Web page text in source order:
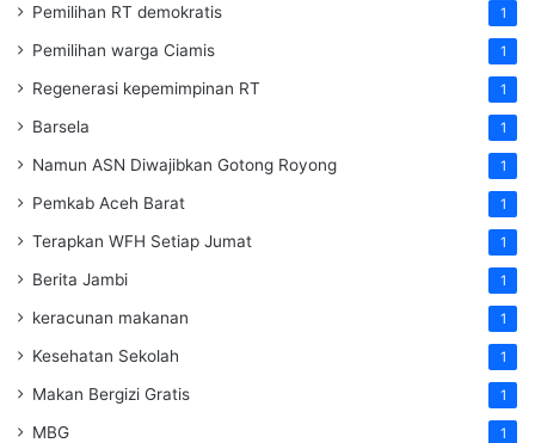
Pemilihan RT demokratis 1
Pemilihan warga Ciamis 1
Regenerasi kepemimpinan RT 1
Barsela 1
Namun ASN Diwajibkan Gotong Royong 1
Pemkab Aceh Barat 1
Terapkan WFH Setiap Jumat 1
Berita Jambi 1
keracunan makanan 1
Kesehatan Sekolah 1
Makan Bergizi Gratis 1
MBG 1